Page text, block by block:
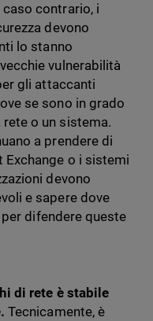
contrario, i
devono
lo stanno
vulnerabilità
gli attaccanti
se sono in grado
o un sistema.
a prendere di
o i sistemi
devono
e sapere dove
difendere queste
di rete è stabile
Tecnicamente, è